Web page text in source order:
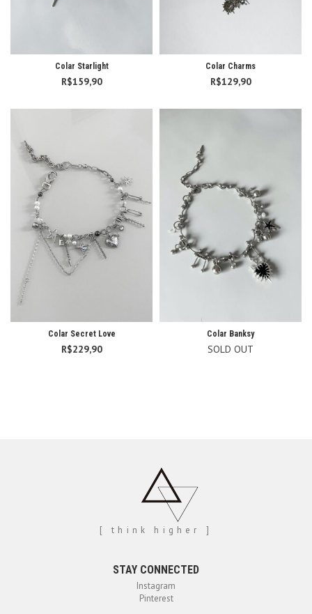
Colar Starlight
R$159,90
Colar Charms
R$129,90
Colar Secret Love
R$229,90
Colar Banksy
SOLD OUT
[ think higher ]
STAY CONNECTED
Instagram
Pinterest